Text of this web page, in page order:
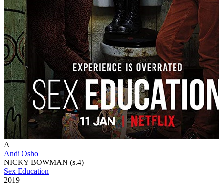
A
Andi Osho
NICKY BOWMAN (s.4)
Sex Education
2019